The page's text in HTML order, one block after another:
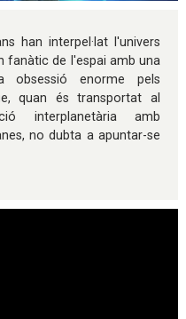
han interpel·lat l'univers
fanàtic de l'espai amb una
obsessió enorme pels
quan és transportat al
interplanetària amb
no dubta a apuntar-se